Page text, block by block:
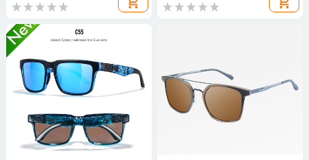
upotrebu, sportske sunčane